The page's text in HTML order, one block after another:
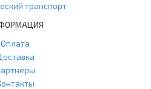
транспорт
Оплата